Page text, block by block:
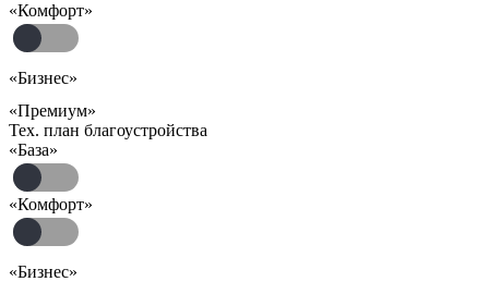
«Комфорт»
«Бизнес»
«Премиум»
Тех. план благоустройства
«База»
«Комфорт»
«Бизнес»